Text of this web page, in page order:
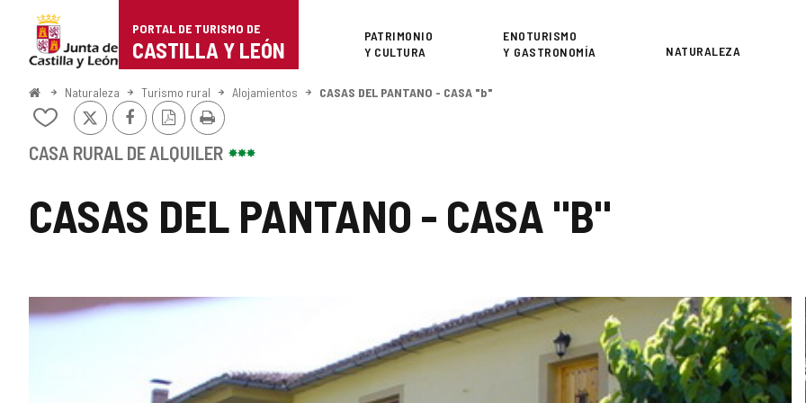
Portal
de
Turismo
Castilla
León
PORTAL DE TURISMO DE
CASTILLA Y LEÓN
Superior
PATRIMONIO
Y CULTURA
ENOTURISMO
Y GASTRONOMÍA
NATURALEZA
InicioNaturaleza Turismo rural Alojamientos CASAS DEL PANTANO - CASA "b"
CASAS DEL PANTANO - CASA "B"
Añadir/quitar
mis
X FacebookVersión
PDF
Imprimir
GALERÍA
CASA RURAL DE ALQUILER